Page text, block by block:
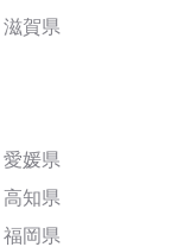
滋賀県
愛媛県
高知県
福岡県